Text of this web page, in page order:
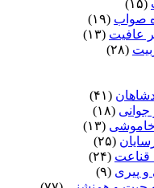
(۱۵)
صواب (۱۹)
عافیت (۱۳)
(۲۸)
(۴۱)
(۱۸)
خاموشى (۱۳)
(۲۵)
قناعت (۲۴)
و پیرى (۹)